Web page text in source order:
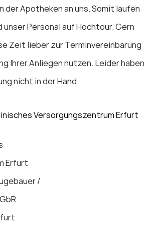
der Apotheken an uns. Somit laufen
Personal auf Hochtour. Gern
Zeit lieber zur Terminvereinbarung
Ihrer Anliegen nutzen. Leider haben
nicht in der Hand.
Erfurt
/